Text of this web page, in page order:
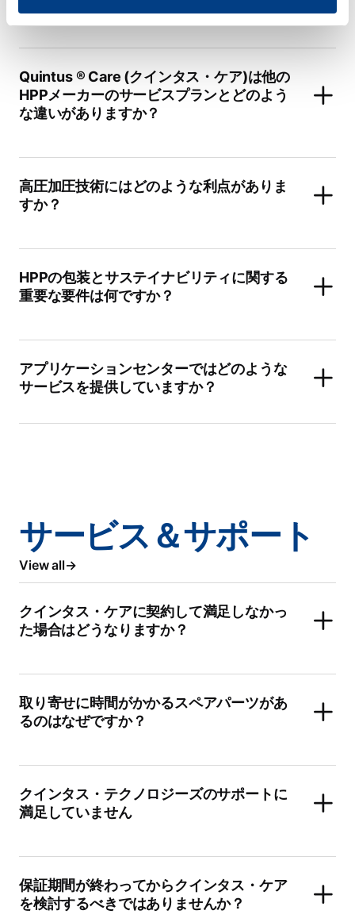
Quintus ® Care (クインタス・ケア)は他の
HPPメーカーのサービスプランとどのよう
な違いがありますか？
高圧加圧技術にはどのような利点がありま
すか？
HPPの包装とサステイナビリティに関する
重要な要件は何ですか？
アプリケーションセンターではどのような
サービスを提供していますか？
サービス＆サポート
View all
クインタス・ケアに契約して満足しなかっ
た場合はどうなりますか？
取り寄せに時間がかかるスペアパーツがあ
るのはなぜですか？
クインタス・テクノロジーズのサポートに
満足していません
保証期間が終わってからクインタス・ケア
を検討するべきではありませんか？